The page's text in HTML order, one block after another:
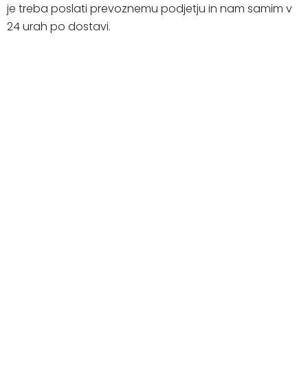
je treba poslati prevoznemu podjetju in nam samim v
24 urah po dostavi.